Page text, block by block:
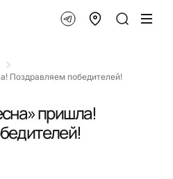
Поздравляем победителей!
пришла!